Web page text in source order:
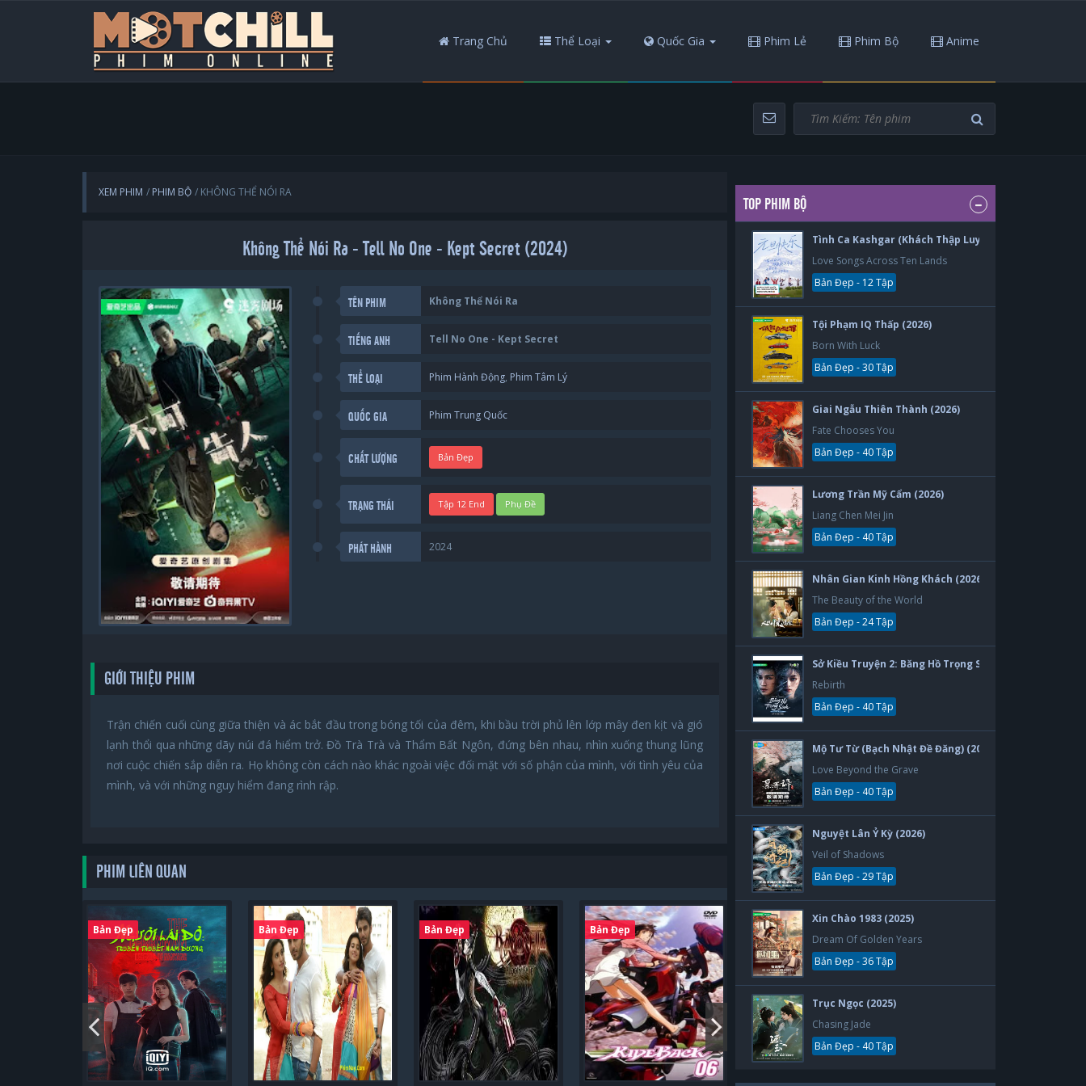
Trang Chủ Thể Loại Quốc Gia Phim Lẻ Phim Bộ Anime
XEM PHIM PHIM BỘ KHÔNG THỂ NÓI RA
Không Thể Nói Ra - Tell No One - Kept Secret (2024)
TÊN PHIM Không Thể Nói Ra
TIẾNG ANH Tell No One - Kept Secret
THỂ LOẠI Phim Hành Động, Phim Tâm Lý
QUỐC GIA Phim Trung Quốc
CHẤT LƯỢNG Bản Đẹp
TRẠNG THÁI Tập 12 End Phụ Đề
PHÁT HÀNH 2024
GIỚI THIỆU PHIM
Trận chiến cuối cùng giữa thiện và ác bắt đầu trong bóng tối của đêm, khi bầu trời phủ lên lớp mây đen kịt và gió
lạnh thổi qua những dãy núi đá hiểm trở. Đồ Trà Trà và Thẩm Bất Ngôn, đứng bên nhau, nhìn xuống thung lũng
nơi cuộc chiến sắp diễn ra. Họ không còn cách nào khác ngoài việc đối mặt với số phận của mình, với tình yêu của
mình, và với những nguy hiểm đang rình rập.
PHIM LIÊN QUAN
Bản Đẹp Bản Đẹp Bản Đẹp Bản Đẹp Bản Đẹp
TOP PHIM BỘ
Tình Ca Kashgar (Khách Thập Luyến Ca) (2026)
Love Songs Across Ten Lands
Bản Đẹp - 12 Tập
Tội Phạm IQ Thấp (2026)
Born With Luck
Bản Đẹp - 30 Tập
Giai Ngẫu Thiên Thành (2026)
Fate Chooses You
Bản Đẹp - 40 Tập
Lương Trần Mỹ Cẩm (2026)
Liang Chen Mei Jin
Bản Đẹp - 40 Tập
Nhân Gian Kinh Hồng Khách (2026)
The Beauty of the World
Bản Đẹp - 24 Tập
Sở Kiều Truyện 2: Băng Hồ Trọng Sinh (2026)
Rebirth
Bản Đẹp - 40 Tập
Mộ Tư Từ (Bạch Nhật Đề Đăng) (2026)
Love Beyond the Grave
Bản Đẹp - 40 Tập
Nguyệt Lân Ỷ Kỳ (2026)
Veil of Shadows
Bản Đẹp - 29 Tập
Xin Chào 1983 (2025)
Dream Of Golden Years
Bản Đẹp - 36 Tập
Trục Ngọc (2025)
Chasing Jade
Bản Đẹp - 40 Tập